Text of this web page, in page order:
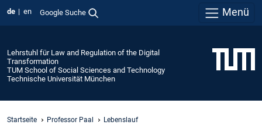
de en Google Suche Menü
Lehrstuhl für Law and Regulation of the Digital
Transformation
TUM School of Social Sciences and Technology
Technische Universität München
Startseite Professor Paal Lebenslauf